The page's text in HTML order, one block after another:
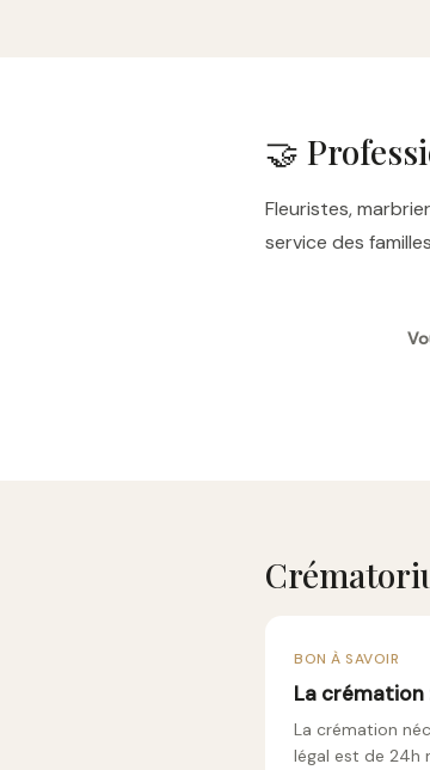
🤝
Fleuristes,
service des
BON À SAVOIR
La
La crémation
légal est de 24h